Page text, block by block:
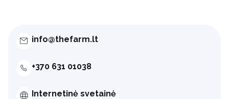
info@thefarm.lt
+370 631 01038
Internetinė svetainė